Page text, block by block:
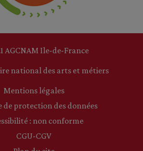
AGCNAM Ile-de-France
national des arts et métiers
Mentions légales
de protection des données
: non conforme
CGU-CGV